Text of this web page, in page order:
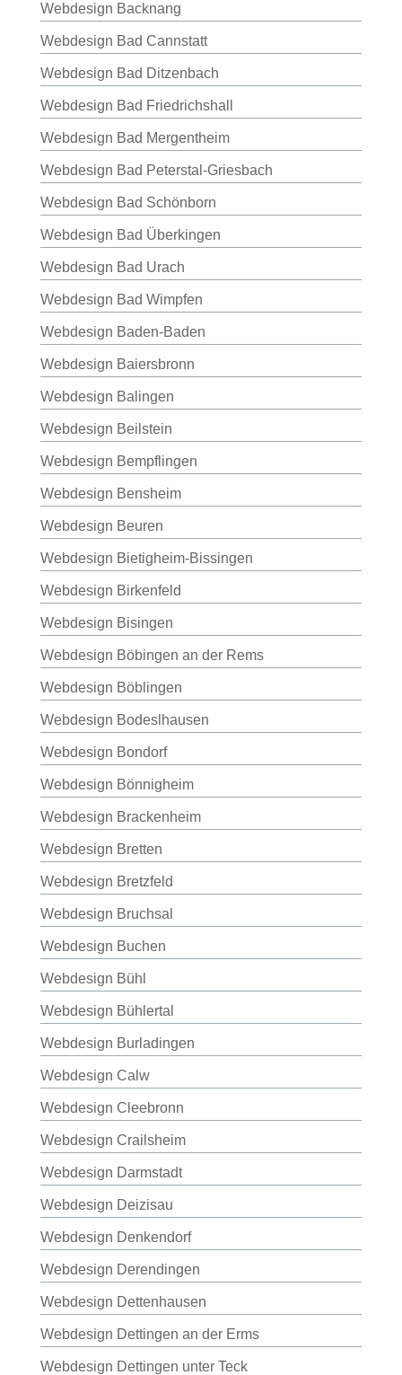
Webdesign Backnang
Webdesign Bad Cannstatt
Webdesign Bad Ditzenbach
Webdesign Bad Friedrichshall
Webdesign Bad Mergentheim
Webdesign Bad Peterstal-Griesbach
Webdesign Bad Schönborn
Webdesign Bad Überkingen
Webdesign Bad Urach
Webdesign Bad Wimpfen
Webdesign Baden-Baden
Webdesign Baiersbronn
Webdesign Balingen
Webdesign Beilstein
Webdesign Bempflingen
Webdesign Bensheim
Webdesign Beuren
Webdesign Bietigheim-Bissingen
Webdesign Birkenfeld
Webdesign Bisingen
Webdesign Böbingen an der Rems
Webdesign Böblingen
Webdesign Bodeslhausen
Webdesign Bondorf
Webdesign Bönnigheim
Webdesign Brackenheim
Webdesign Bretten
Webdesign Bretzfeld
Webdesign Bruchsal
Webdesign Buchen
Webdesign Bühl
Webdesign Bühlertal
Webdesign Burladingen
Webdesign Calw
Webdesign Cleebronn
Webdesign Crailsheim
Webdesign Darmstadt
Webdesign Deizisau
Webdesign Denkendorf
Webdesign Derendingen
Webdesign Dettenhausen
Webdesign Dettingen an der Erms
Webdesign Dettingen unter Teck